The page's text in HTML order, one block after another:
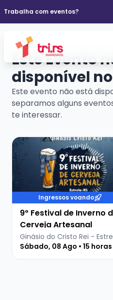
Trabalha com eventos?
Este Evento
disponível
Este evento não está
separamos alguns
te interessar.
Veja mais sobre 9º
Ingressos voando
9º Festival de Inverno
Cerveja Artesanal
Ginásio do Cristo Rei -
Sábado, 08 Ago • 15 horas